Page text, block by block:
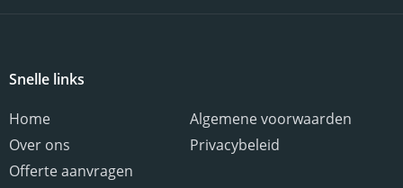
Snelle links
Home
Over ons
Offerte aanvragen
Algemene voorwaarden
Privacybeleid